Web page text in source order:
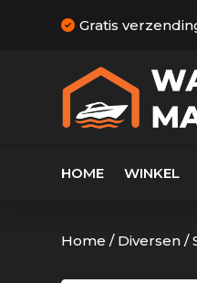
Gratis
HOME WINKEL
Home / Diversen /